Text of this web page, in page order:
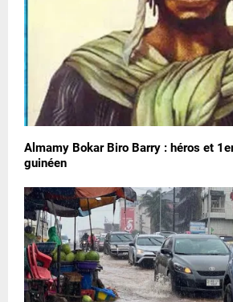
Almamy Bokar Biro Barry : héros et
guinéen